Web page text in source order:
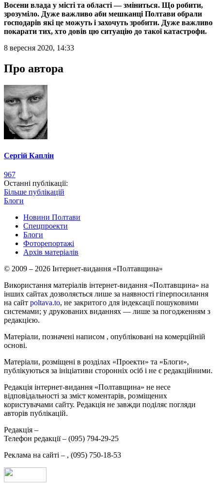
Восени влада у місті та області — зміниться. Що робити,
зрозуміло. Дуже важливо аби мешканці Полтави обрали
господарів які це можуть і захочуть зробити. Дуже важливо
покарати тих, хто довів цю ситуацію до такої катастрофи.
8 вересня 2020, 14:33
Про автора
Сергій Каплін
967
Останні публікації:
Більше публікацій
Блоги
Новини Полтави
Спецпроекти
Блоги
Фоторепортажі
Архів матеріалів
© 2009 – 2026 Інтернет-видання «Полтавщина»
Використання матеріалів інтернет-видання «Полтавщина» на
інших сайтах дозволяється лише за наявності гіперпосилання
на сайт poltava.to, не закритого для індексації пошуковими
системами; у друкованих виданнях — лише за погодженням з
редакцією.
Матеріали, позначені написом , опубліковані на комерційній
основі.
Матеріали, розміщені в розділах «Проекти» та «Блоги»,
публікуються за ініціативи сторонніх осіб і не є редакційними.
Редакція інтернет-видання «Полтавщина» не несе
відповідальності за зміст коментарів, розміщених
користувачами сайту. Редакція не завжди поділяє погляди
авторів публікацій.
Редакція –
Телефон редакції – (095) 794-29-25
Реклама на сайті – , (095) 750-18-53